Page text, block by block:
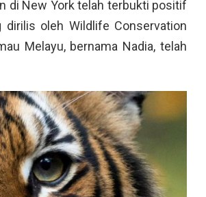
di New York telah terbukti positif
oleh Wildlife Conservation
Melayu, bernama Nadia, telah